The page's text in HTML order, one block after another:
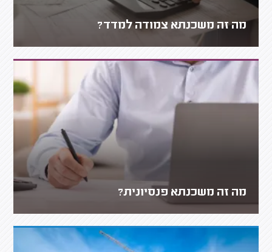
מה זה משכנתא צמודה למדד?
מה זה משכנתא פנסיונית?